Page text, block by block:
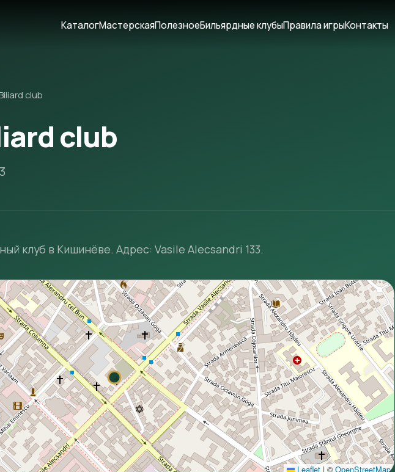
КаталогМастерскаяПолезноеБильярдные клубыПравила игрыКонтакты
club
club
клуб в Кишинёве. Адрес: Vasile Alecsandri 133.
Leaflet | ©OpenStreetMap